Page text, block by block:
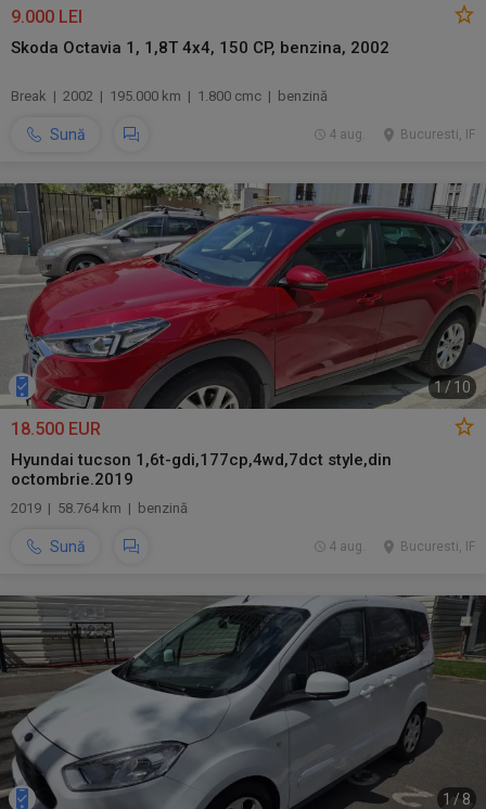
9.000 LEI
Skoda Octavia 1, 1,8T 4x4, 150 CP, benzina, 2002
Break | 2002 | 195.000 km | 1.800 cmc | benzină
Sună Bucuresti, IF
4 aug.
1/ 10
18.500 EUR
Hyundai tucson 1,6t-gdi,177cp,4wd,7dct style,din
octombrie.2019
2019 | 58.764 km | benzină
Sună Bucuresti, IF
4 aug.
1 /8